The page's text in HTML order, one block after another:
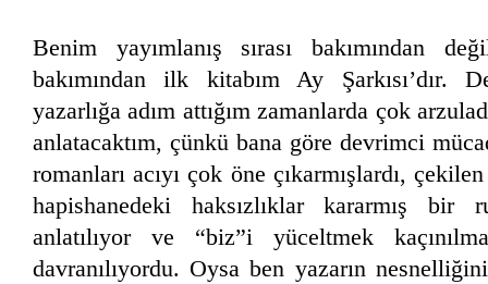
Benim yayımlanış sırası bakımından
bakımından ilk kitabım Ay Şarkısı’dır.
yazarlığa adım attığım zamanlarda çok
anlatacaktım, çünkü bana göre devrimci
romanları acıyı çok öne çıkarmışlardı,
hapishanedeki haksızlıklar kararmış bir
anlatılıyor ve “biz”i yüceltmek
davranılıyordu. Oysa ben yazarın